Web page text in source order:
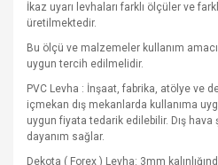
İkaz uyarı levhaları farklı ölçüler ve
üretilmektedir.
Bu ölçü ve malzemeler kullanım
uygun tercih edilmelidir.
PVC Levha : İnşaat, fabrika, atölye ve
içmekan dış mekanlarda kullanıma
uygun fiyata tedarik edilebilir. Dış hava
dayanım sağlar.
Dekota ( Forex ) Levha: 3mm